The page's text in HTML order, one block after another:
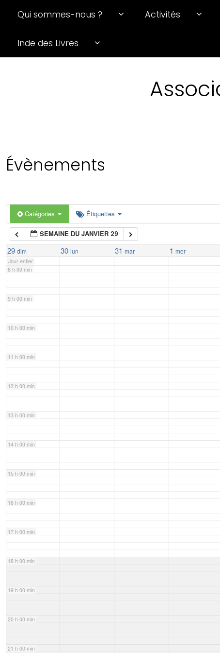
Qui sommes-nous ? Activités
Inde des Livres
Évènements
Catégories Étiquettes
SEMAINE DU JANVIER 29
29 dim 30 lun 31 mar 1 mer
Jour entier
6 h 00 min
7 h 00 min
8 h 00 min
9 h 00 min
10 h 00 min
11 h 00 min
12 h 00 min
13 h 00 min
14 h 00 min
15 h 00 min
16 h 00 min
17 h 00 min
18 h 00 min
19 h 00 min
20 h 00 min
21 h 00 min